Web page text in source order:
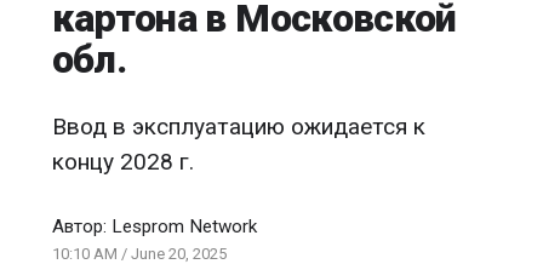
картона в Московской
обл.
Ввод в эксплуатацию ожидается к
концу 2028 г.
Автор: Lesprom Network
10:10 AM / June 20, 2025